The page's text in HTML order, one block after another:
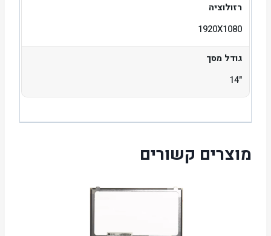
רזולוציה
1920X1080
גודל מסך
"14
מוצרים קשורים